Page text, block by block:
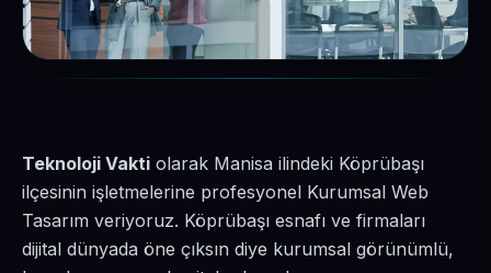
Teknoloji Vakti olarak Manisa ilindeki Köprübaşı
ilçesinin işletmelerine profesyonel Kurumsal Web
Tasarım veriyoruz. Köprübaşı esnafı ve firmaları
dijital dünyada öne çıksın diye kurumsal görünümlü,